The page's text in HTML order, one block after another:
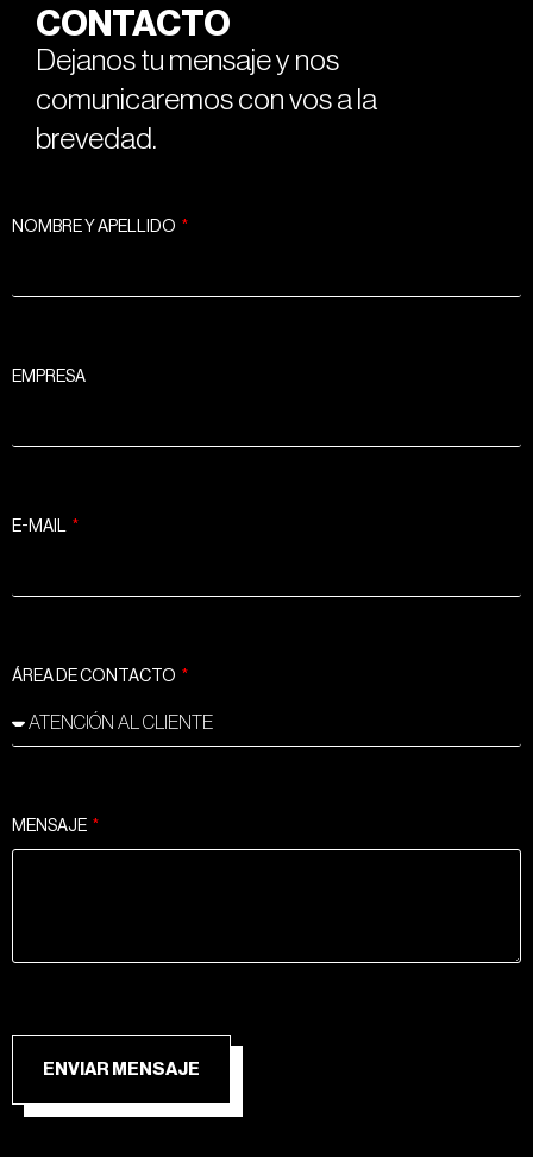
CONTACTO
Dejanos tu mensaje y nos
comunicaremos con vos a la
brevedad.
NOMBRE Y APELLIDO
EMPRESA
E-MAIL
ÁREA DE CONTACTO
MENSAJE
ENVIAR MENSAJE